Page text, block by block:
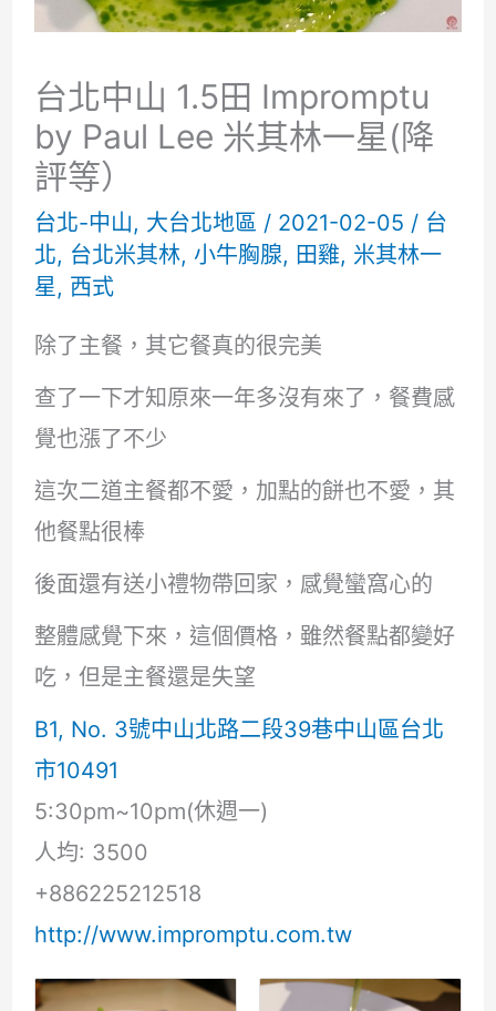
台北中山 1.5田 Impromptu
by Paul Lee 米其林一星(降
評等）
台北-中山, 大台北地區 / 2021-02-05 / 台
北, 台北米其林, 小牛胸腺, 田雞, 米其林一
星, 西式
除了主餐，其它餐真的很完美
查了一下才知原來一年多沒有來了，餐費感
覺也漲了不少
這次二道主餐都不愛，加點的餅也不愛，其
他餐點很棒
後面還有送小禮物帶回家，感覺蠻窩心的
整體感覺下來，這個價格，雖然餐點都變好
吃，但是主餐還是失望
B1, No. 3號中山北路二段39巷中山區台北
市10491
5:30pm~10pm(休週一)
人均: 3500
+886225212518
http://www.impromptu.com.tw